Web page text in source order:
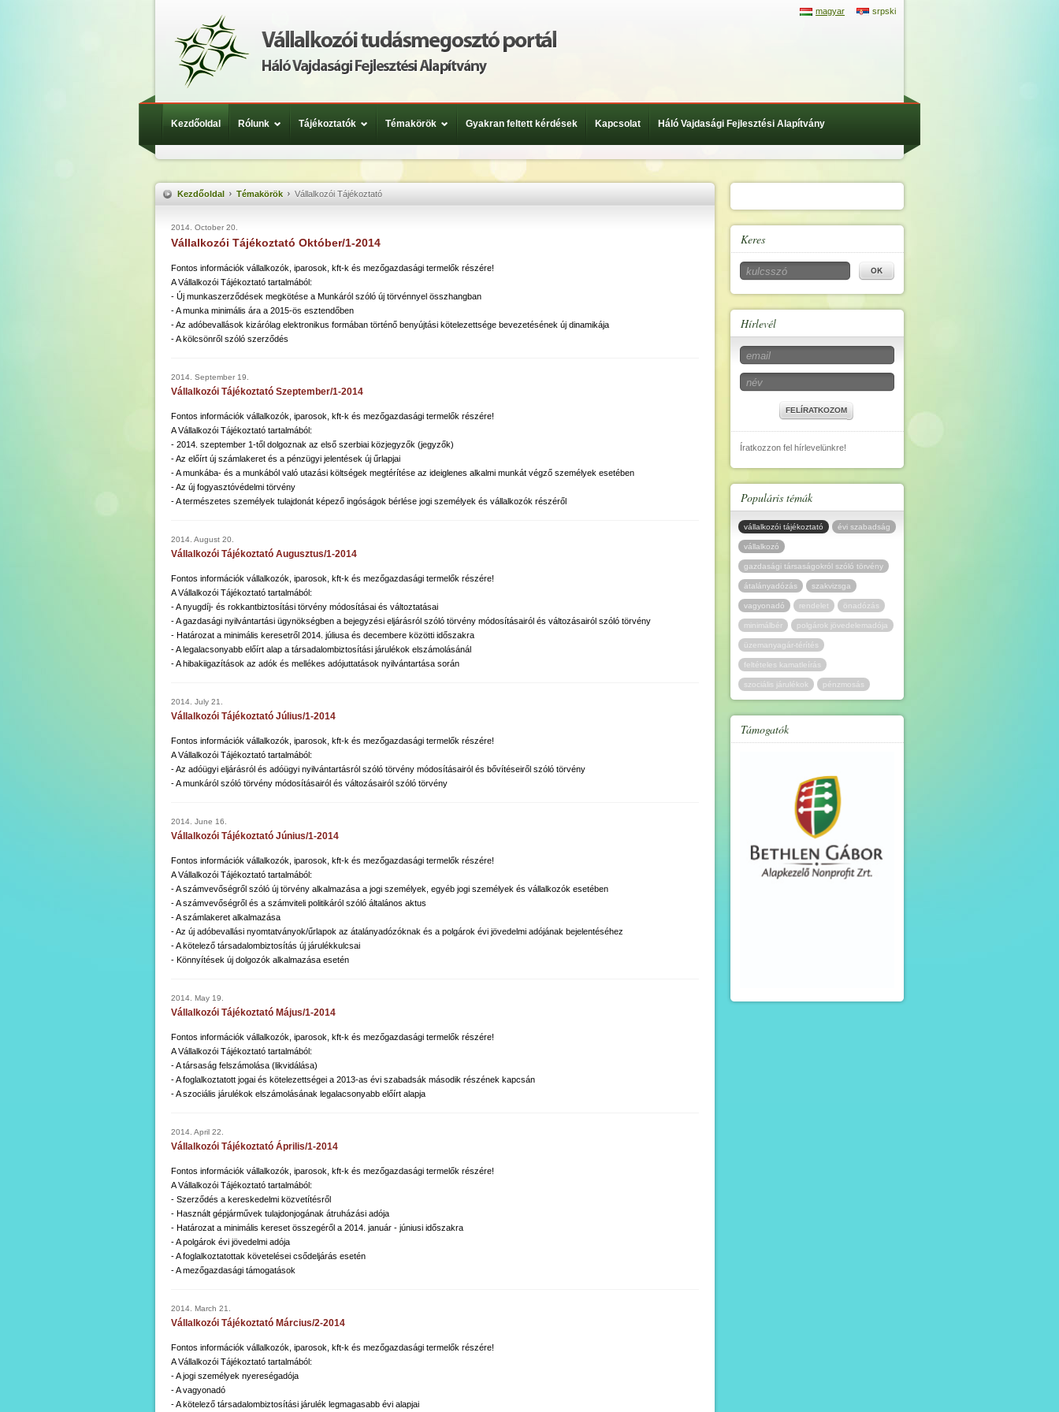
srpski
magyar
Kezdőoldal Rólunk Tájékoztatók Témakörök Gyakran feltett kérdések Kapcsolat Háló Vajdasági Fejlesztési Alapítvány
Kezdőoldal Témakörök Vállalkozói Tájékoztató
2014. October 20.
Vállalkozói Tájékoztató Október/1-2014
Fontos információk vállalkozók, iparosok, kft-k és mezőgazdasági termelők részére!
A Vállalkozói Tájékoztató tartalmából:
- Új munkaszerződések megkötése a Munkáról szóló új törvénnyel összhangban
- A munka minimális ára a 2015-ös esztendőben
- Az adóbevallások kizárólag elektronikus formában történő benyújtási kötelezettsége bevezetésének új dinamikája
- A kölcsönről szóló szerződés
2014. September 19.
Vállalkozói Tájékoztató Szeptember/1-2014
Fontos információk vállalkozók, iparosok, kft-k és mezőgazdasági termelők részére!
A Vállalkozói Tájékoztató tartalmából:
- 2014. szeptember 1-től dolgoznak az első szerbiai közjegyzők (jegyzők)
- Az előírt új számlakeret és a pénzügyi jelentések új űrlapjai
- A munkába- és a munkából való utazási költségek megtérítése az ideiglenes alkalmi munkát végző személyek esetében
- Az új fogyasztóvédelmi törvény
- A természetes személyek tulajdonát képező ingóságok bérlése jogi személyek és vállalkozók részéről
2014. August 20.
Vállalkozói Tájékoztató Augusztus/1-2014
Fontos információk vállalkozók, iparosok, kft-k és mezőgazdasági termelők részére!
A Vállalkozói Tájékoztató tartalmából:
- A nyugdíj- és rokkantbiztosítási törvény módosításai és változtatásai
- A gazdasági nyilvántartási ügynökségben a bejegyzési eljárásról szóló törvény módosításairól és változásairól szóló törvény
- Határozat a minimális keresetről 2014. júliusa és decembere közötti időszakra
- A legalacsonyabb előírt alap a társadalombiztosítási járulékok elszámolásánál
- A hibakiigazítások az adók és mellékes adójuttatások nyilvántartása során
2014. July 21.
Vállalkozói Tájékoztató Július/1-2014
Fontos információk vállalkozók, iparosok, kft-k és mezőgazdasági termelők részére!
A Vállalkozói Tájékoztató tartalmából:
- Az adóügyi eljárásról és adóügyi nyilvántartásról szóló törvény módosításairól és bővítéseiről szóló törvény
- A munkáról szóló törvény módosításairól és változásairól szóló törvény
2014. June 16.
Vállalkozói Tájékoztató Június/1-2014
Fontos információk vállalkozók, iparosok, kft-k és mezőgazdasági termelők részére!
A Vállalkozói Tájékoztató tartalmából:
- A számvevőségről szóló új törvény alkalmazása a jogi személyek, egyéb jogi személyek és vállalkozók esetében
- A számvevőségről és a számviteli politikáról szóló általános aktus
- A számlakeret alkalmazása
- Az új adóbevallási nyomtatványok/űrlapok az átalányadózóknak és a polgárok évi jövedelmi adójának bejelentéséhez
- A kötelező társadalombiztosítás új járulékkulcsai
- Könnyítések új dolgozók alkalmazása esetén
2014. May 19.
Vállalkozói Tájékoztató Május/1-2014
Fontos információk vállalkozók, iparosok, kft-k és mezőgazdasági termelők részére!
A Vállalkozói Tájékoztató tartalmából:
- A társaság felszámolása (likvidálása)
- A foglalkoztatott jogai és kötelezettségei a 2013-as évi szabadsák második részének kapcsán
- A szociális járulékok elszámolásának legalacsonyabb előírt alapja
2014. April 22.
Vállalkozói Tájékoztató Április/1-2014
Fontos információk vállalkozók, iparosok, kft-k és mezőgazdasági termelők részére!
A Vállalkozói Tájékoztató tartalmából:
- Szerződés a kereskedelmi közvetítésről
- Használt gépjárművek tulajdonjogának átruházási adója
- Határozat a minimális kereset összegéről a 2014. január - júniusi időszakra
- A polgárok évi jövedelmi adója
- A foglalkoztatottak követelései csődeljárás esetén
- A mezőgazdasági támogatások
2014. March 21.
Vállalkozói Tájékoztató Március/2-2014
Fontos információk vállalkozók, iparosok, kft-k és mezőgazdasági termelők részére!
A Vállalkozói Tájékoztató tartalmából:
- A jogi személyek nyereségadója
- A vagyonadó
- A kötelező társadalombiztosítási járulék legmagasabb évi alapjai
Keres
Hírlevél
FELÍRATKOZOM
Íratkozzon fel hírlevelünkre!
Populáris témák
vállalkozói tájékoztató évi szabadság
vállalkozó
gazdasági társaságokról szóló törvény
átalányadózás szakvizsga
vagyonadó rendelet önadózás
minimálbér polgárok jövedelemadója
üzemanyagár-térítés
feltételes kamatleírás
szociális járulékok pénzmosás
Támogatók